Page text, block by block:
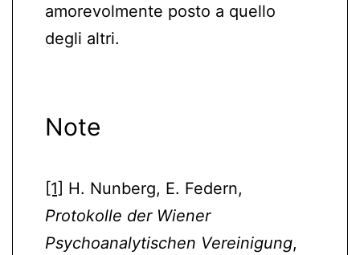
amorevolmente posto a quello
degli altri.
Note
[1] H. Nunberg, E. Federn,
Protokolle der Wiener
Psychoanalytischen Vereinigung,